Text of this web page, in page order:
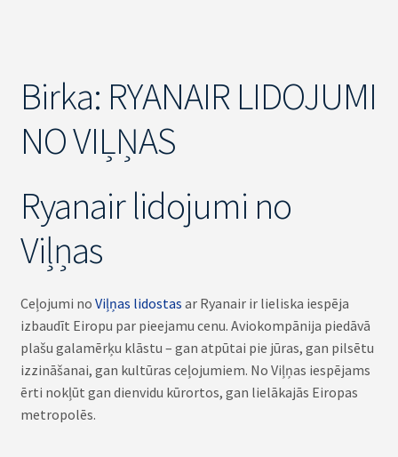
Birka: RYANAIR LIDOJUMI
NO VIĻŅAS
Ryanair lidojumi no
Viļņas
Ceļojumi no Viļņas lidostas ar Ryanair ir lieliska iespēja
izbaudīt Eiropu par pieejamu cenu. Aviokompānija piedāvā
plašu galamērķu klāstu – gan atpūtai pie jūras, gan pilsētu
izzināšanai, gan kultūras ceļojumiem. No Viļņas iespējams
ērti nokļūt gan dienvidu kūrortos, gan lielākajās Eiropas
metropolēs.